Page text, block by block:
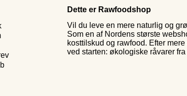
Dette er Rawfoodshop
Vil du leve en mere naturlig og
Som en af Nordens største
kosttilskud og rawfood. Efter
ved starten: økologiske råvarer